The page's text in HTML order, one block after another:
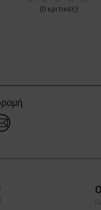
(0 κριτικές)